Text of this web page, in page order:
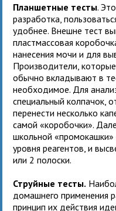
Планшетные тесты.
разработка,
удобнее. Внешне тест
пластмассовая
нанесения мочи и для
Производители,
обычно вкладывают в
необходимое. Для
специальный колпачок,
перенести несколько
самой «коробочки».
школьной
уровня реагентов, и
или 2 полоски.
Струйные тесты.
домашнего применения
принцип их действия